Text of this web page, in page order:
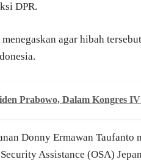
DPR.
agar hibah
Prabowo, Dalam Kongres
Donny Ermawan Taufanto
Assistance (OSA)